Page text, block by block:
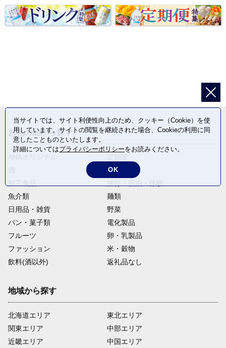
お礼の品から探す
肉類
魚介類
麺類
日用品・雑貨
野菜
パン・菓子類
電化製品
フルーツ
卵・乳製品
ファッション
米・穀物
飲料(酒以外)
返礼品なし
地域から探す
北海道エリア
関東エリア
近畿エリア
東北エリア
中部エリア
中国エリア
当サイトでは、サイト利便性向上のため、クッキー（Cookie）を使
用しています。サイトの閲覧を継続された場合、Cookieの利用に同
意したことものといたします。
詳細についてはプライバシーポリシーをお読みください。
OK